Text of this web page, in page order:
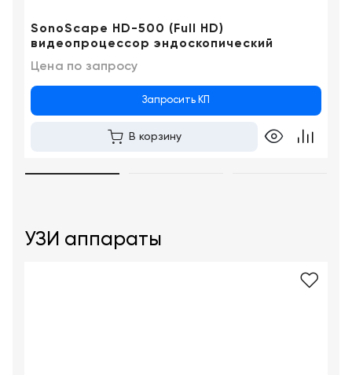
SonoScape HD-500 (Full HD)
видеопроцессор эндоскопический
Цена по запросу
Запросить КП
В корзину
УЗИ аппараты